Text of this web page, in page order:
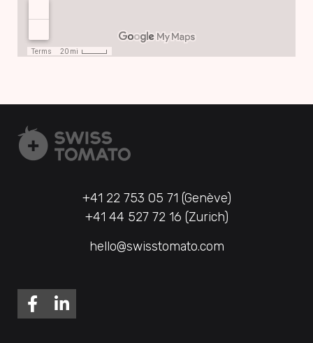
+41 22 753 05 71 (Genève)
+41 44 527 72 16 (Zurich)
hello@swisstomato.com